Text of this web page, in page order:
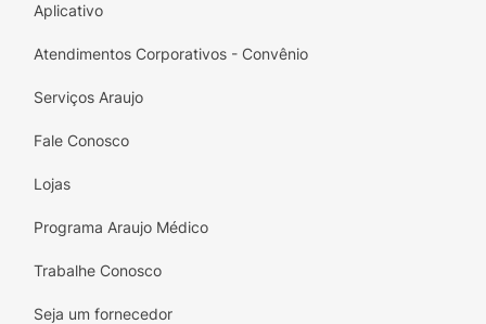
Aplicativo
Atendimentos Corporativos - Convênio
Serviços Araujo
Fale Conosco
Lojas
Programa Araujo Médico
Trabalhe Conosco
Seja um fornecedor